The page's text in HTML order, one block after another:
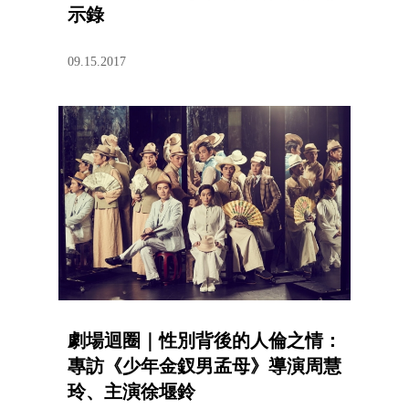
示錄
09.15.2017
劇場迴圈｜性別背後的人倫之情：
專訪《少年金釵男孟母》導演周慧
玲、主演徐堰鈴